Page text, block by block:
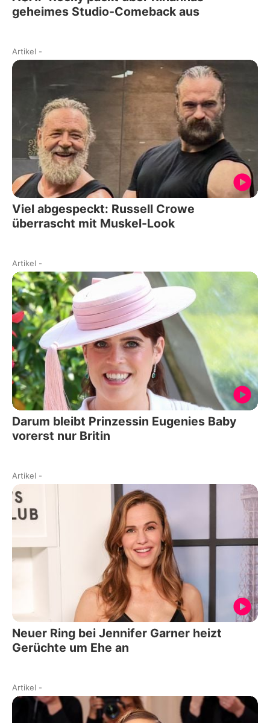
geheimes Studio-Comeback aus
Artikel -
Viel abgespeckt: Russell Crowe
überrascht mit Muskel-Look
Artikel -
Darum bleibt Prinzessin Eugenies Baby
vorerst nur Britin
Artikel -
Neuer Ring bei Jennifer Garner heizt
Gerüchte um Ehe an
Artikel -